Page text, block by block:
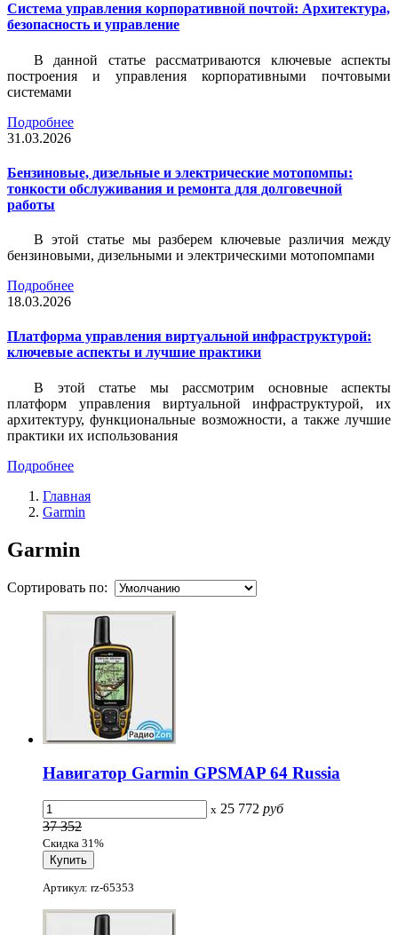
Система управления корпоративной почтой: Архитектура,
безопасность и управление
В данной статье рассматриваются ключевые аспекты
построения и управления корпоративными почтовыми
системами
Подробнее
31.03.2026
Бензиновые, дизельные и электрические мотопомпы:
тонкости обслуживания и ремонта для долговечной
работы
В этой статье мы разберем ключевые различия между
бензиновыми, дизельными и электрическими мотопомпами
Подробнее
18.03.2026
Платформа управления виртуальной инфраструктурой:
ключевые аспекты и лучшие практики
В этой статье мы рассмотрим основные аспекты
платформ управления виртуальной инфраструктурой, их
архитектуру, функциональные возможности, а также лучшие
практики их использования
Подробнее
Главная
Garmin
Garmin
Сортировать по:
Навигатор Garmin GPSMAP 64 Russia
x 25 772 руб
37 352
Скидка 31%
Артикул: rz-65353